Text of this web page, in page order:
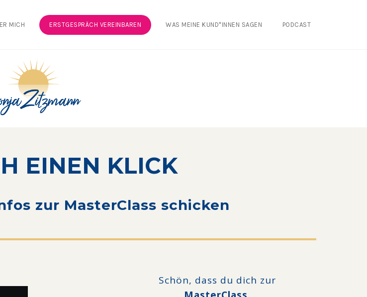
MICH ERSTGESPRÄCH VEREINBAREN WAS MEINE KUND*INNEN SAGEN PODCAST
EINEN KLICK
zur MasterClass schicken
Schön, dass du dich zur